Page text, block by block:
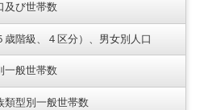
及び世帯数
歳階級、４区分）、男女別人口
一般世帯数
類型別一般世帯数